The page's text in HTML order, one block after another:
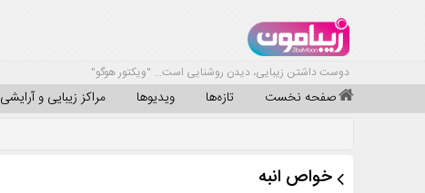
دوست داشتن زیبایی، دیدن روشنایی است... "ویکتور هوگو"
صفحه نخست تازه‌ها ویدیوها مراکز زیبایی و آرایشی
خواص انبه